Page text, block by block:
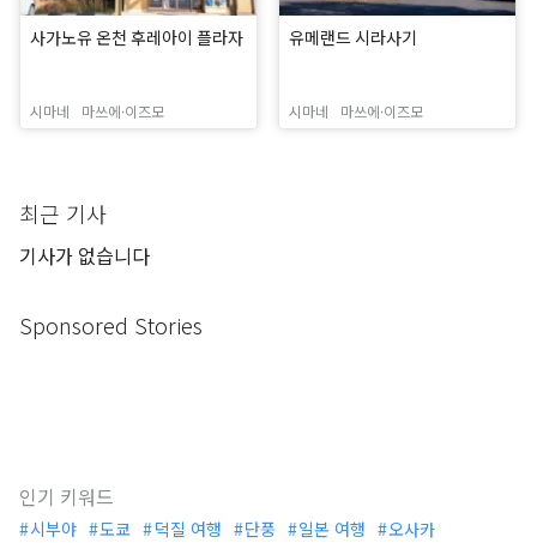
사가노유 온천 후레아이 플라자
시마네 마쓰에·이즈모
유메랜드 시라사기
시마네 마쓰에·이즈모
최근 기사
기사가 없습니다
Sponsored Stories
인기 키워드
시부야 도쿄 덕질 여행 단풍 일본 여행
오사카